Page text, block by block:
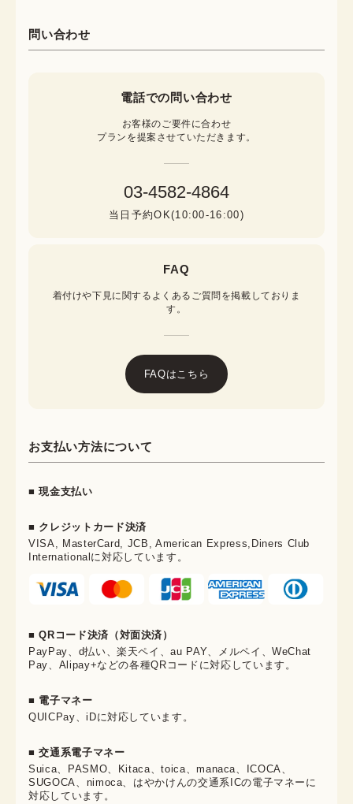
問い合わせ
電話での問い合わせ
お客様のご要件に合わせ
プランを提案させていただきます。
03-4582-4864
当日予約OK(10:00-16:00)
FAQ
着付けや下見に関するよくあるご質問を掲載しておりま
す。
FAQはこちら
お支払い方法について
■ 現金支払い
■ クレジットカード決済
VISA, MasterCard, JCB, American Express,Diners Club
Internationalに対応しています。
■ QRコード決済（対面決済）
PayPay、d払い、楽天ペイ、au PAY、メルペイ、WeChat
Pay、Alipay+などの各種QRコードに対応しています。
■ 電子マネー
QUICPay、iDに対応しています。
■ 交通系電子マネー
Suica、PASMO、Kitaca、toica、manaca、ICOCA、
SUGOCA、nimoca、はやかけんの交通系ICの電子マネーに
対応しています。